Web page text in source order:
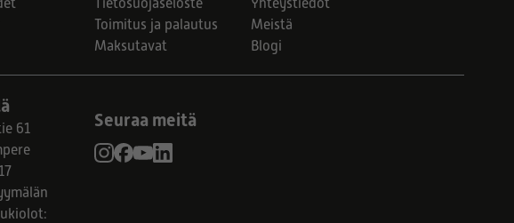
Tietosuojaseloste
Toimitus ja palautus
Maksutavat
Yhteystiedot
Meistä
Blogi
61
Seuraa meitä